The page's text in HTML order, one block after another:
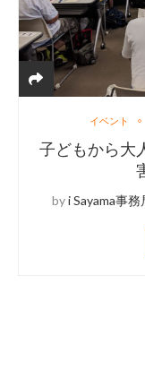
イベント
子どもから大
byi Sayama事務